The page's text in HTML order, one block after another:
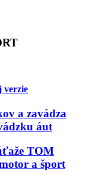
verzie
a zavádza
áut
TOM
a šport